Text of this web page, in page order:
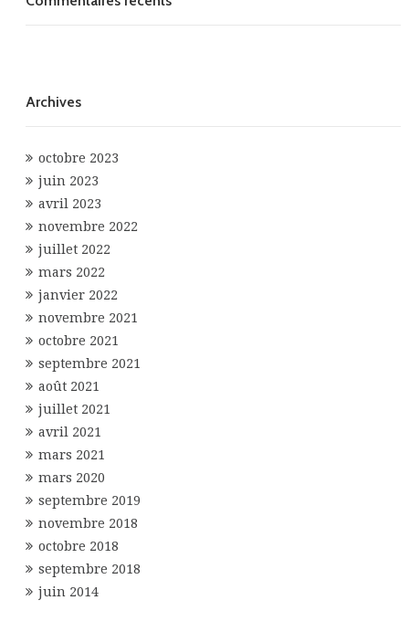
Archives
octobre 2023
juin 2023
avril 2023
novembre 2022
juillet 2022
mars 2022
janvier 2022
novembre 2021
octobre 2021
septembre 2021
août 2021
juillet 2021
avril 2021
mars 2021
mars 2020
septembre 2019
novembre 2018
octobre 2018
septembre 2018
juin 2014